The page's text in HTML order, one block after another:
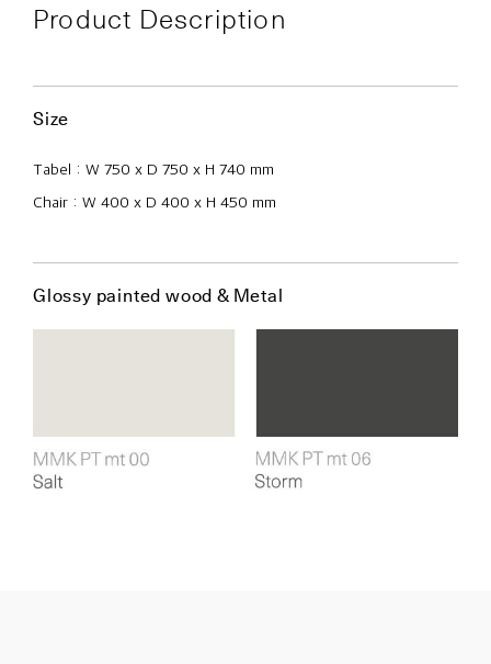
Product Description
Size
Tabel : W 750 x D 750 x H 740 mm
Chair : W 400 x D 400 x H 450 mm
Glossy painted wood & Metal